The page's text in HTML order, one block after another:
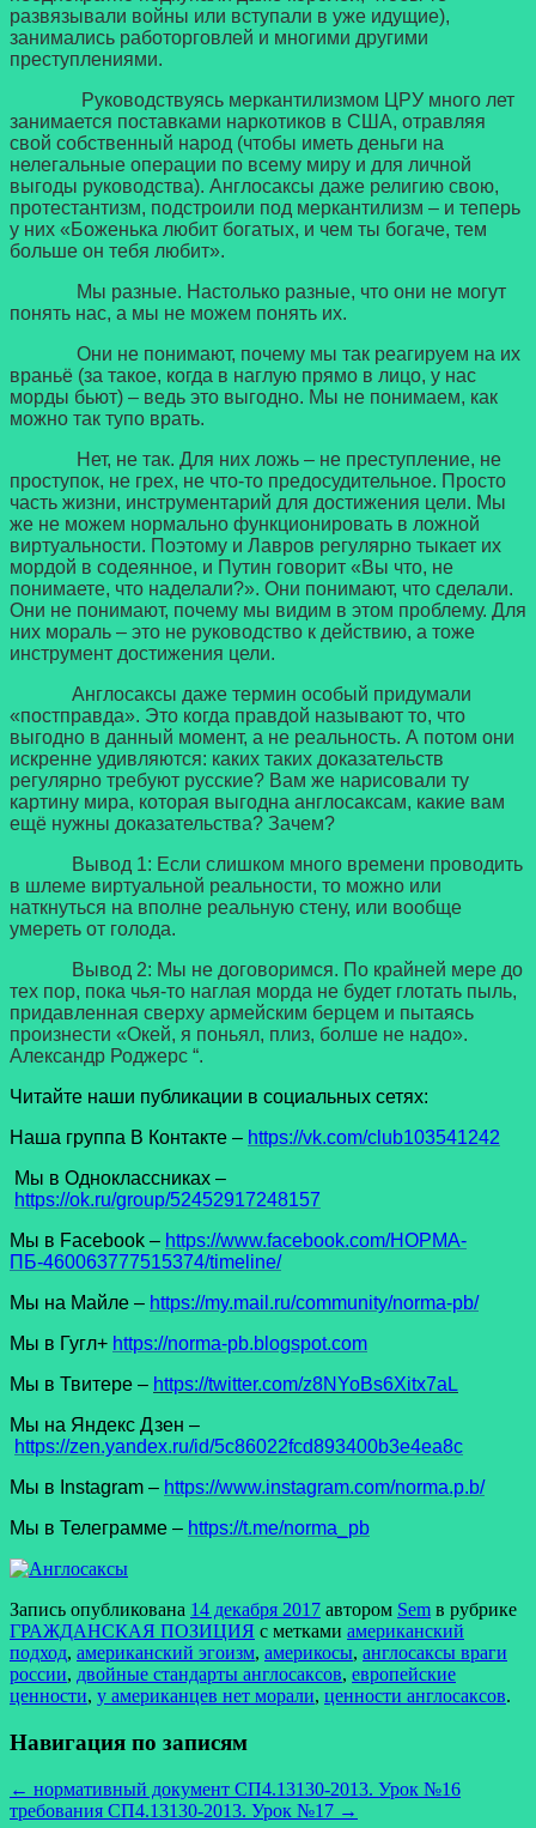
развязывали войны или вступали в уже идущие),
занимались работорговлей и многими другими
преступлениями.
Руководствуясь меркантилизмом ЦРУ много лет
занимается поставками наркотиков в США, отравляя
свой собственный народ (чтобы иметь деньги на
нелегальные операции по всему миру и для личной
выгоды руководства). Англосаксы даже религию свою,
протестантизм, подстроили под меркантилизм – и теперь
у них «Боженька любит богатых, и чем ты богаче, тем
больше он тебя любит».
Мы разные. Настолько разные, что они не могут
понять нас, а мы не можем понять их.
Они не понимают, почему мы так реагируем на их
враньё (за такое, когда в наглую прямо в лицо, у нас
морды бьют) – ведь это выгодно. Мы не понимаем, как
можно так тупо врать.
Нет, не так. Для них ложь – не преступление, не
проступок, не грех, не что-то предосудительное. Просто
часть жизни, инструментарий для достижения цели. Мы
же не можем нормально функционировать в ложной
виртуальности. Поэтому и Лавров регулярно тыкает их
мордой в содеянное, и Путин говорит «Вы что, не
понимаете, что наделали?». Они понимают, что сделали.
Они не понимают, почему мы видим в этом проблему. Для
них мораль – это не руководство к действию, а тоже
инструмент достижения цели.
Англосаксы даже термин особый придумали
«постправда». Это когда правдой называют то, что
выгодно в данный момент, а не реальность. А потом они
искренне удивляются: каких таких доказательств
регулярно требуют русские? Вам же нарисовали ту
картину мира, которая выгодна англосаксам, какие вам
ещё нужны доказательства? Зачем?
Вывод 1: Если слишком много времени проводить
в шлеме виртуальной реальности, то можно или
наткнуться на вполне реальную стену, или вообще
умереть от голода.
Вывод 2: Мы не договоримся. По крайней мере до
тех пор, пока чья-то наглая морда не будет глотать пыль,
придавленная сверху армейским берцем и пытаясь
произнести «Окей, я поньял, плиз, болше не надо».
Александр Роджерс “.
Читайте наши публикации в социальных сетях:
Наша группа В Контакте – https://vk.com/club103541242
Мы в Одноклассниках –
https://ok.ru/group/52452917248157
Мы в Facеbook – https://www.facebook.com/НОРМА-
ПБ-460063777515374/timeline/
Мы на Майле – https://my.mail.ru/community/norma-pb/
Мы в Гугл+ https://norma-pb.blogspot.com
Мы в Твитере – https://twitter.com/z8NYoBs6Xitx7aL
Мы на Яндекс Дзен –
https://zen.yandex.ru/id/5c86022fcd893400b3e4ea8c
Мы в Instagram – https://www.instagram.com/norma.p.b/
Мы в Телеграмме – https://t.me/norma_pb
Запись опубликована 14 декабря 2017 автором Sem в рубрике
ГРАЖДАНСКАЯ ПОЗИЦИЯ с метками американский
подход, американский эгоизм, америкосы, англосаксы враги
россии, двойные стандарты англосаксов, европейские
ценности, у американцев нет морали, ценности англосаксов.
Навигация по записям
← нормативный документ СП4.13130-2013. Урок №16
требования СП4.13130-2013. Урок №17 →